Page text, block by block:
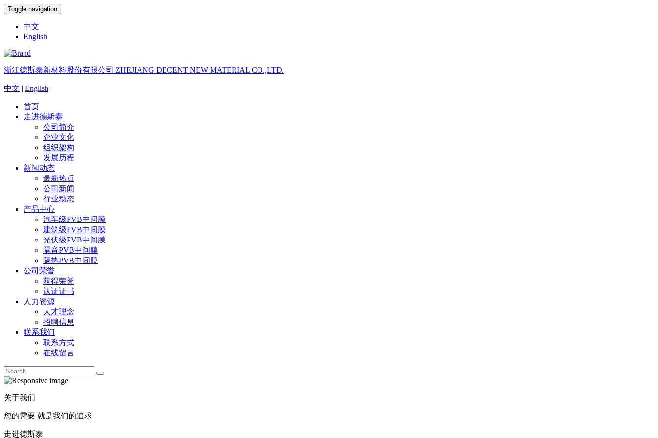
Toggle navigation
中文
English
浙江德斯泰新材料股份有限公司 ZHEJIANG DECENT NEW MATERIAL CO.,LTD.
中文 | English
首页
走进德斯泰
公司简介
企业文化
组织架构
发展历程
新闻动态
最新热点
公司新闻
行业动态
产品中心
汽车级PVB中间膜
建筑级PVB中间膜
光伏级PVB中间膜
隔音PVB中间膜
隔热PVB中间膜
公司荣誉
获得荣誉
认证证书
人力资源
人才理念
招聘信息
联系我们
联系方式
在线留言
关于我们
您的需要 就是我们的追求
走进德斯泰